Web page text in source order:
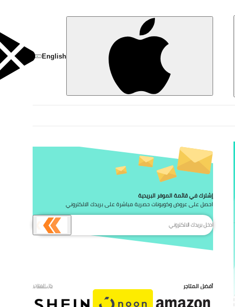
English
إشترك في قائمة الموفر البريدية
احصل على عروض وكوبونات حصرية مباشرة على بريدك الالكتروني
أفضل المتاجر كل المتاجر